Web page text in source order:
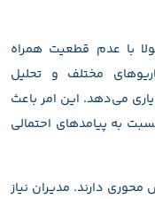
با عدم قطعیت همراه
مختلف و تحلیل
می‌دهد. این امر باعث
به پیامدهای احتمالی
دارند. مدیران نیاز